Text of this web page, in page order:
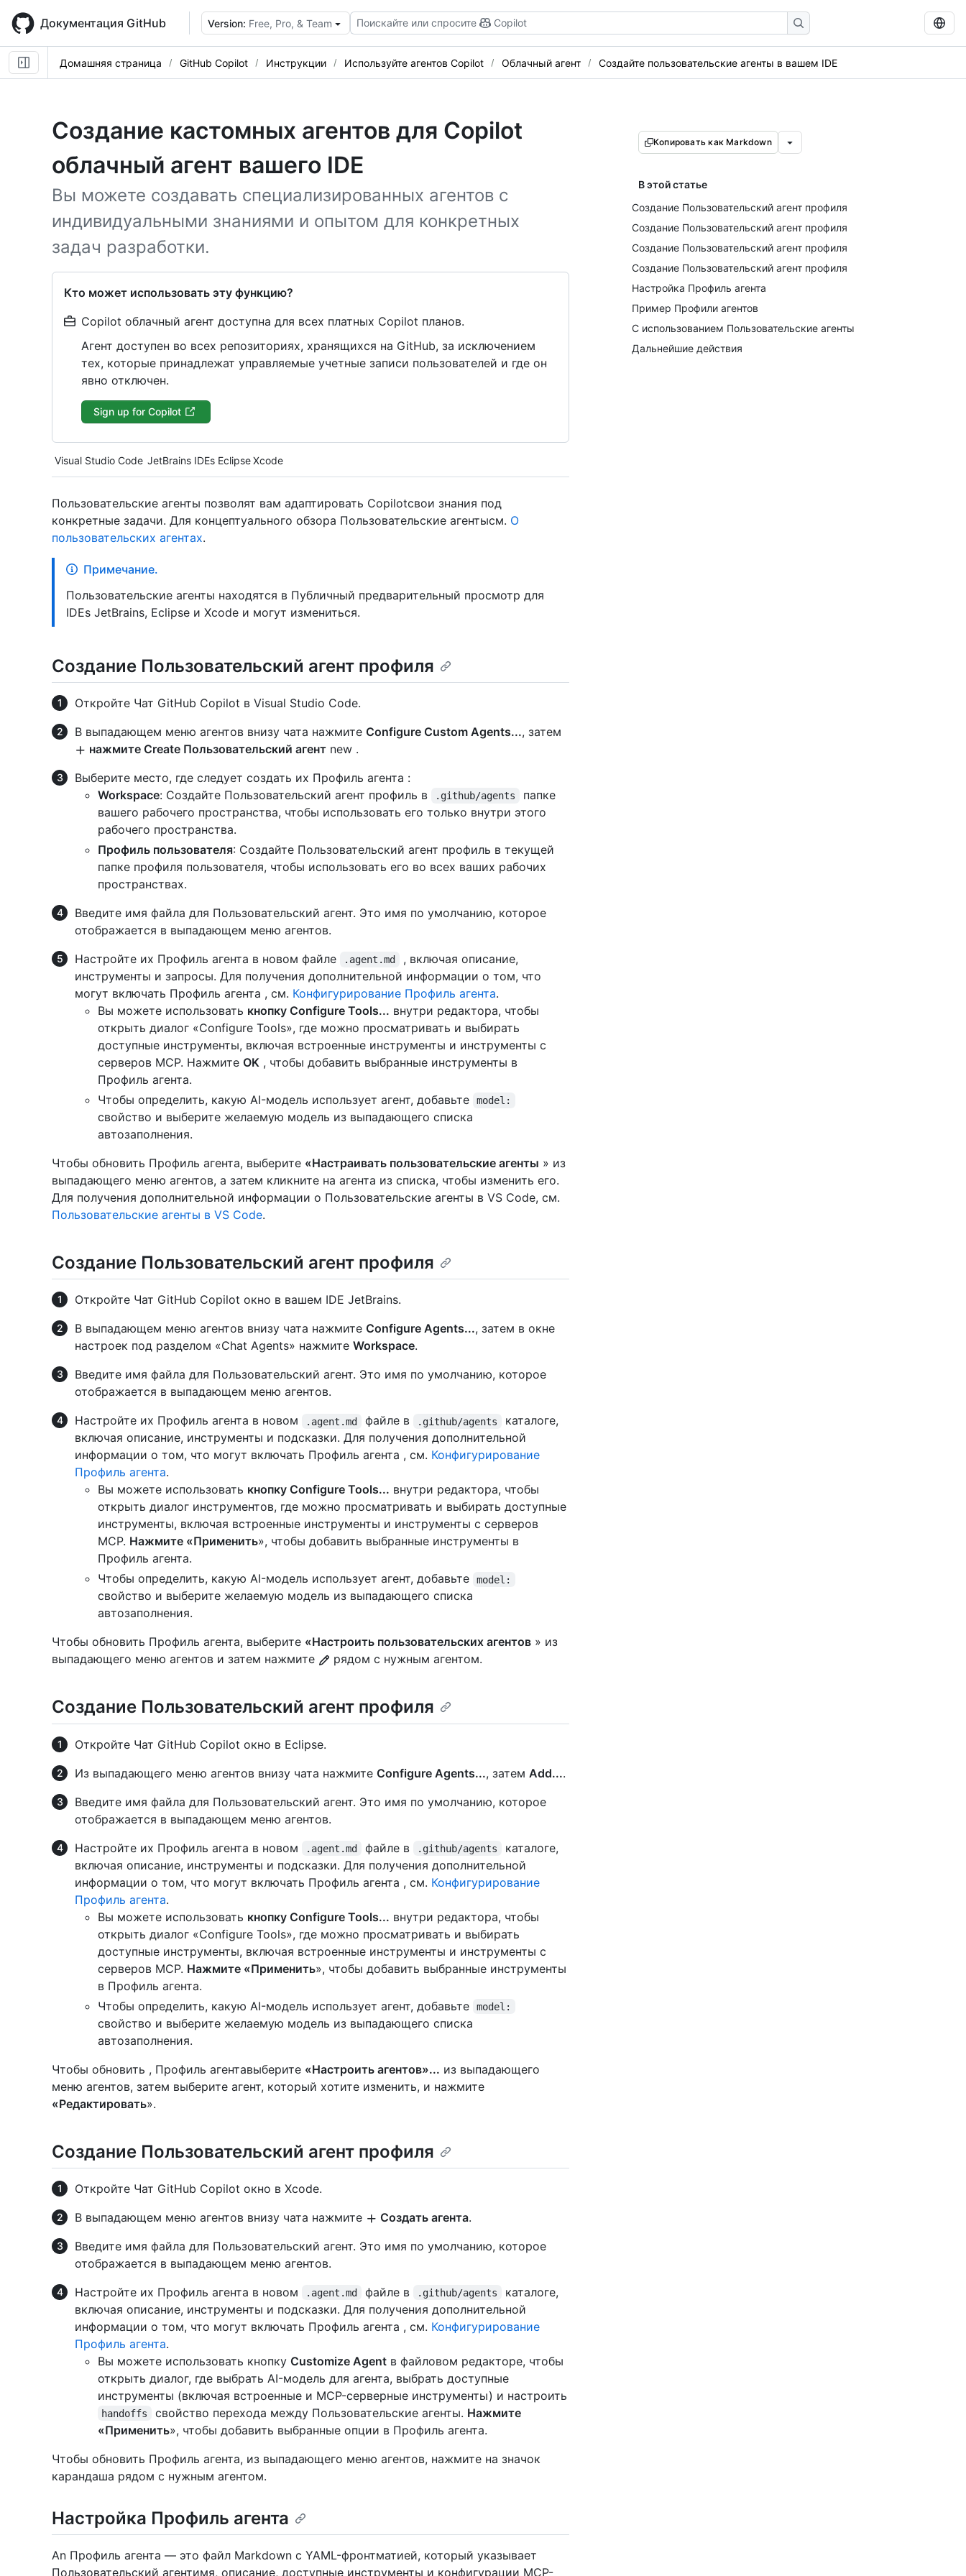
main
content
Документация GitHub Version: Free, Pro, & Team Поискайте или спросите Copilot
Домашняя страница GitHub Copilot Инструкции Используйте агентов Copilot Облачный агент Создайте пользовательские агенты в вашем IDE
Создание кастомных агентов для Copilot
облачный агент вашего IDE
Вы можете создавать специализированных агентов с
индивидуальными знаниями и опытом для конкретных
задач разработки.
Кто может использовать эту функцию?
Copilot облачный агент доступна для всех платных Copilot планов.
Агент доступен во всех репозиториях, хранящихся на GitHub, за исключением
тех, которые принадлежат управляемые учетные записи пользователей и где он
явно отключен.
Sign up for Copilot
Tool navigation
Visual Studio Code JetBrains IDEs EclipseXcode
Копировать как Markdown
В этой статье
Создание Пользовательский агент профиля
Создание Пользовательский агент профиля
Создание Пользовательский агент профиля
Создание Пользовательский агент профиля
Настройка Профиль агента
Пример Профили агентов
С использованием Пользовательские агенты
Дальнейшие действия
Пользовательские агенты позволят вам адаптировать Copilotсвои знания под
конкретные задачи. Для концептуального обзора Пользовательские агентысм. О
пользовательских агентах.
Примечание.
Пользовательские агенты находятся в Публичный предварительный просмотр для
IDEs JetBrains, Eclipse и Xcode и могут измениться.
Создание Пользовательский агент профиля
Откройте Чат GitHub Copilot в Visual Studio Code.
В выпадающем меню агентов внизу чата нажмите Configure Custom Agents..., затем
нажмите Create Пользовательский агент new .
Выберите место, где следует создать их Профиль агента :
Workspace: Создайте Пользовательский агент профиль в .github/agents
папке
вашего рабочего пространства, чтобы использовать его только внутри этого
рабочего пространства.
Профиль пользователя: Создайте Пользовательский агент профиль в текущей
папке профиля пользователя, чтобы использовать его во всех ваших рабочих
пространствах.
Введите имя файла для Пользовательский агент. Это имя по умолчанию, которое
отображается в выпадающем меню агентов.
Настройте их Профиль агента в новом файле
.agent.md
, включая описание,
инструменты и запросы. Для получения дополнительной информации о том, что
могут включать Профиль агента , см. Конфигурирование Профиль агента.
Вы можете использовать кнопку Configure Tools... внутри редактора, чтобы
открыть диалог «Configure Tools», где можно просматривать и выбирать
доступные инструменты, включая встроенные инструменты и инструменты с
серверов MCP. Нажмите OK , чтобы добавить выбранные инструменты в
Профиль агента.
Чтобы определить, какую AI-модель использует агент, добавьте
model:
свойство и выберите желаемую модель из выпадающего списка
автозаполнения.
Чтобы обновить Профиль агента, выберите «Настраивать пользовательские агенты » из
выпадающего меню агентов, а затем кликните на агента из списка, чтобы изменить его.
Для получения дополнительной информации о Пользовательские агенты в VS Code, см.
Пользовательские агенты в VS Code.
Создание Пользовательский агент профиля
Откройте Чат GitHub Copilot окно в вашем IDE JetBrains.
В выпадающем меню агентов внизу чата нажмите Configure Agents..., затем в окне
настроек под разделом «Chat Agents» нажмите Workspace.
Введите имя файла для Пользовательский агент. Это имя по умолчанию, которое
отображается в выпадающем меню агентов.
Настройте их Профиль агента в новом
.agent.md файле в .github/agents
каталоге,
включая описание, инструменты и подсказки. Для получения дополнительной
информации о том, что могут включать Профиль агента , см. Конфигурирование
Профиль агента.
Вы можете использовать кнопку Configure Tools... внутри редактора, чтобы
открыть диалог инструментов, где можно просматривать и выбирать доступные
инструменты, включая встроенные инструменты и инструменты с серверов
MCP. Нажмите «Применить», чтобы добавить выбранные инструменты в
Профиль агента.
Чтобы определить, какую AI-модель использует агент, добавьте
model:
свойство и выберите желаемую модель из выпадающего списка
автозаполнения.
Чтобы обновить Профиль агента, выберите «Настроить пользовательских агентов » из
выпадающего меню агентов и затем нажмите
рядом с нужным агентом.
Создание Пользовательский агент профиля
Откройте Чат GitHub Copilot окно в Eclipse.
Из выпадающего меню агентов внизу чата нажмите Configure Agents..., затем Add....
Введите имя файла для Пользовательский агент. Это имя по умолчанию, которое
отображается в выпадающем меню агентов.
Настройте их Профиль агента в новом
.agent.md файле в .github/agents
каталоге,
включая описание, инструменты и подсказки. Для получения дополнительной
информации о том, что могут включать Профиль агента , см. Конфигурирование
Профиль агента.
Вы можете использовать кнопку Configure Tools... внутри редактора, чтобы
открыть диалог «Configure Tools», где можно просматривать и выбирать
доступные инструменты, включая встроенные инструменты и инструменты с
серверов MCP. Нажмите «Применить», чтобы добавить выбранные инструменты
в Профиль агента.
Чтобы определить, какую AI-модель использует агент, добавьте
model:
свойство и выберите желаемую модель из выпадающего списка
автозаполнения.
Чтобы обновить , Профиль агентавыберите «Настроить агентов»... из выпадающего
меню агентов, затем выберите агент, который хотите изменить, и нажмите
«Редактировать».
Создание Пользовательский агент профиля
Откройте Чат GitHub Copilot окно в Xcode.
В выпадающем меню агентов внизу чата нажмите
Создать агента.
Введите имя файла для Пользовательский агент. Это имя по умолчанию, которое
отображается в выпадающем меню агентов.
Настройте их Профиль агента в новом
.agent.md файле в .github/agents
каталоге,
включая описание, инструменты и подсказки. Для получения дополнительной
информации о том, что могут включать Профиль агента , см. Конфигурирование
Профиль агента.
Вы можете использовать кнопку Customize Agent в файловом редакторе, чтобы
открыть диалог, где выбрать AI-модель для агента, выбрать доступные
инструменты (включая встроенные и MCP-серверные инструменты) и настроить
handoffs свойство перехода между Пользовательские агенты. Нажмите
«Применить», чтобы добавить выбранные опции в Профиль агента.
Чтобы обновить Профиль агента, из выпадающего меню агентов, нажмите на значок
карандаша рядом с нужным агентом.
Настройка Профиль агента
An Профиль агента — это файл Markdown с YAML-фронтматией, который указывает
Пользовательский агентимя, описание, доступные инструменты и конфигурации MCP-